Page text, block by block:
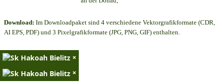
Download: Im Downloadpaket sind 4 verschiedene Vektorgrafikformate (CDR,
AI EPS, PDF) und 3 Pixelgrafikformate (JPG, PNG, GIF) enthalten.
×
×